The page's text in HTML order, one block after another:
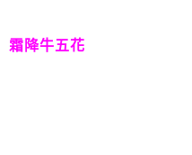
霜降牛五花